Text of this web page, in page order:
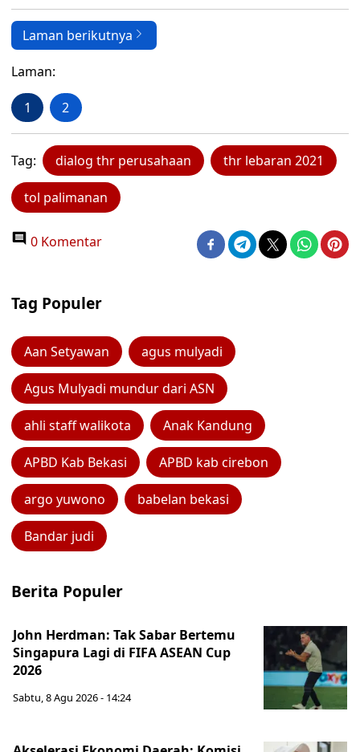
Laman berikutnya
Laman:
1 2
Tag: dialog thr perusahaan thr lebaran 2021
tol palimanan
0 Komentar
Tag Populer
Aan Setyawan agus mulyadi
Agus Mulyadi mundur dari ASN
ahli staff walikota Anak Kandung
APBD Kab Bekasi APBD kab cirebon
argo yuwono babelan bekasi
Bandar judi
Berita Populer
John Herdman: Tak Sabar Bertemu
Singapura Lagi di FIFA ASEAN Cup
2026
Sabtu, 8 Agu 2026 - 14:24